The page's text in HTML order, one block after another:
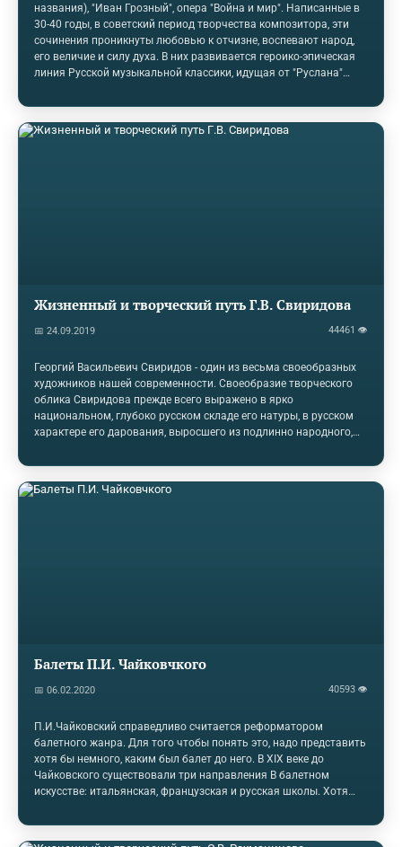
названия), "Иван Грозный", опера "Война и мир". Написанные в
30-40 годы, в советский период творчества композитора, эти
сочинения проникнуты любовью к отчизне, воспевают народ,
его величие и силу духа. В них развивается героико-эпическая
линия Русской музыкальной классики, идущая от "Руслана"
Мусоргского, "Сказания о невидимом граде Китеже" Римского
Корсакова. В месте с тем исторические музыкальные картины
Прокофьева отличает острое чувство современности. Кантата
Жизненный и творческий путь Г.В. Свиридова
📅 24.09.2019 44461 👁
Георгий Васильевич Свиридов - один из весьма своеобразных
художников нашей современности. Своеобразие творческого
облика Свиридова прежде всего выражено в ярко
национальном, глубоко русском складе его натуры, в русском
характере его дарования, выросшего из подлинно народного,
композитора имеет тема Родины. Она звучит и в лирико-
эпических сочинениях, и в произведениях, посвященных
картинам народной жизни и пейзажам родной земли, и в
Балеты П.И. Чайковчкого
📅 06.02.2020 40593 👁
П.И.Чайковский справедливо считается реформатором
балетного жанра. Для того чтобы понять это, надо представить
хотя бы немного, каким был балет до него. В XIX веке до
Чайковского существовали три направления B балетном
искусстве: итальянская, французская и русская школы. Хотя
веке, развитие его начинается позднее, расцвет же падает на
начало XIX века, когда "Дидло венчался славой", как писал